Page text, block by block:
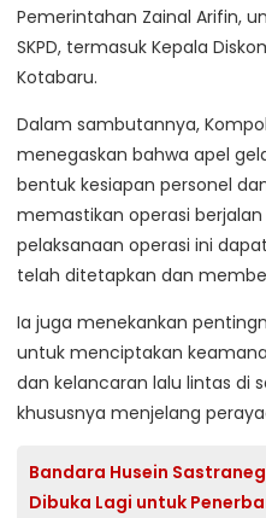
Pemerintahan Zainal Arifin,
SKPD, termasuk Kepala
Kotabaru.
Dalam sambutannya,
menegaskan bahwa apel
bentuk kesiapan personel
memastikan operasi
pelaksanaan operasi ini
telah ditetapkan dan
Ia juga menekankan
untuk menciptakan
dan kelancaran lalu lintas di
khususnya menjelang
Bandara Husein
Dibuka Lagi untuk